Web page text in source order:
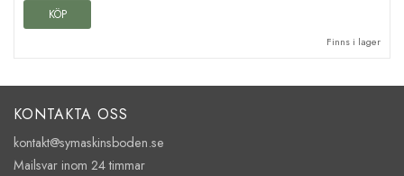
KÖP
Finns i lager
KONTAKTA OSS
kontakt@symaskinsboden.se
Mailsvar inom 24 timmar